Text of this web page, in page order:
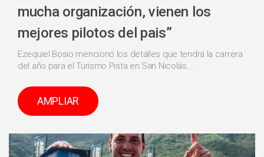
mucha organización, vienen los
mejores pilotos del pais”
Ezequiel Bosio mencionó los detalles que tendrá la carrera
del año para el Turismo Pista en San Nicolás....
AMPLIAR